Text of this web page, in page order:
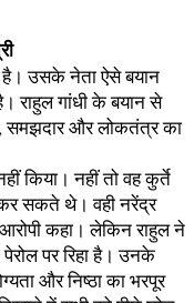
उसके नेता ऐसे बयान
राहुल गांधी के बयान से
समझदार और लोकतंत्र का
किया। नहीं तो वह कुर्ते
सकते थे। वही नरेंद्र
कहा। लेकिन राहुल ने
पर रिहा है। उनके
और निष्ठा का भरपूर